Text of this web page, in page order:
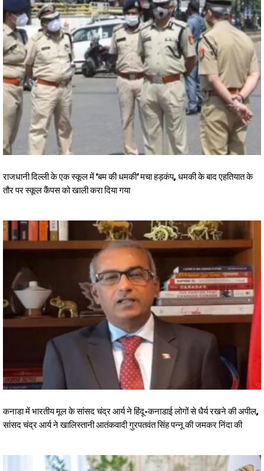
राजधानी दिल्ली के एक स्कूल में ‘बम की धमकी’ मचा हड़कंप, धमकी के बाद एहतियात के
तौर पर स्कूल कैंपस को खाली करा दिया गया
कनाडा में भारतीय मूल के सांसद चंद्र आर्य ने हिंदू-कनाडाई लोगों से धैर्य रखने की अपील,
सांसद चंद्र आर्य ने खालिस्तानी आतंकवादी गुरपतवंत सिंह पन्नू की जमकर निंदा की